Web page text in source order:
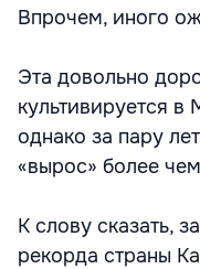
Впрочем, иного
Эта довольно
культивируется в
однако за пару
«вырос» более
К слову сказать,
рекорда страны